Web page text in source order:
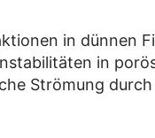
in dünnen
in
Strömung